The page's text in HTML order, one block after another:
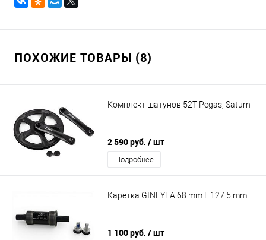
ПОХОЖИЕ ТОВАРЫ (8)
Комплект шатунов 52Т Pegas, Saturn
2 590 руб. / шт
Подробнее
Каретка GINEYEA 68 mm L 127.5 mm
1 100 руб. / шт